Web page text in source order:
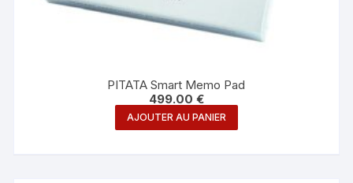
PITATA Smart Memo Pad
499.00 €
AJOUTER AU PANIER